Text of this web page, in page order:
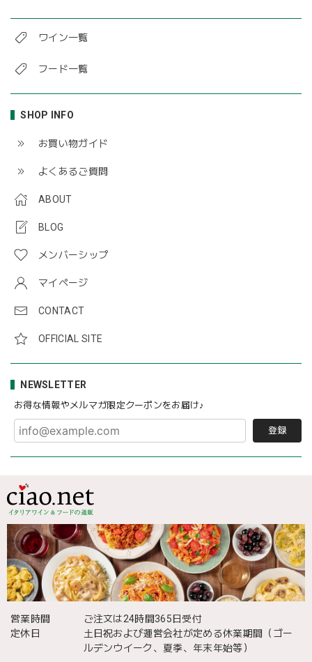
ワイン一覧
フード一覧
SHOP INFO
お買い物ガイド
よくあるご質問
ABOUT
BLOG
メンバーシップ
マイページ
CONTACT
OFFICIAL SITE
NEWSLETTER
お得な情報やメルマガ限定クーポンをお届け♪
登録
営業時間
ご注文は24時間365日受付
定休日
土日祝および運営会社が定める休業期間（ゴー
ルデンウイーク、夏季、年末年始等）